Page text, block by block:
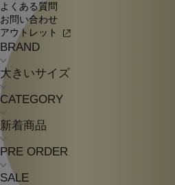
よくある質問
お問い合わせ
アウトレット
BRAND
大きいサイズ
CATEGORY
新着商品
PRE ORDER
SALE